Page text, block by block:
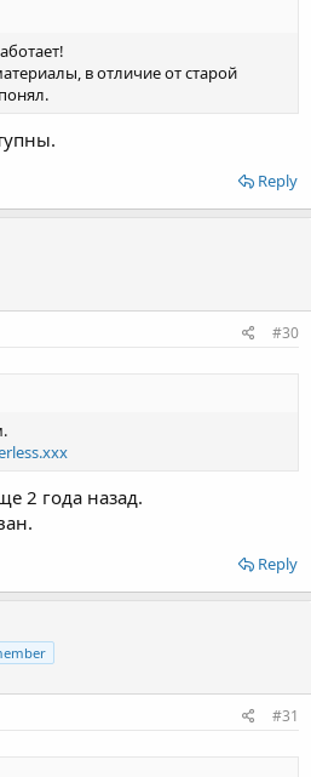
в отличие от старой
Reply
#30
2 года назад.
Reply
#31